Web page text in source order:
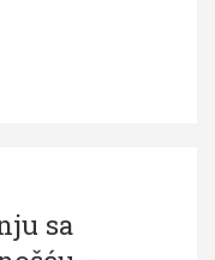
sa